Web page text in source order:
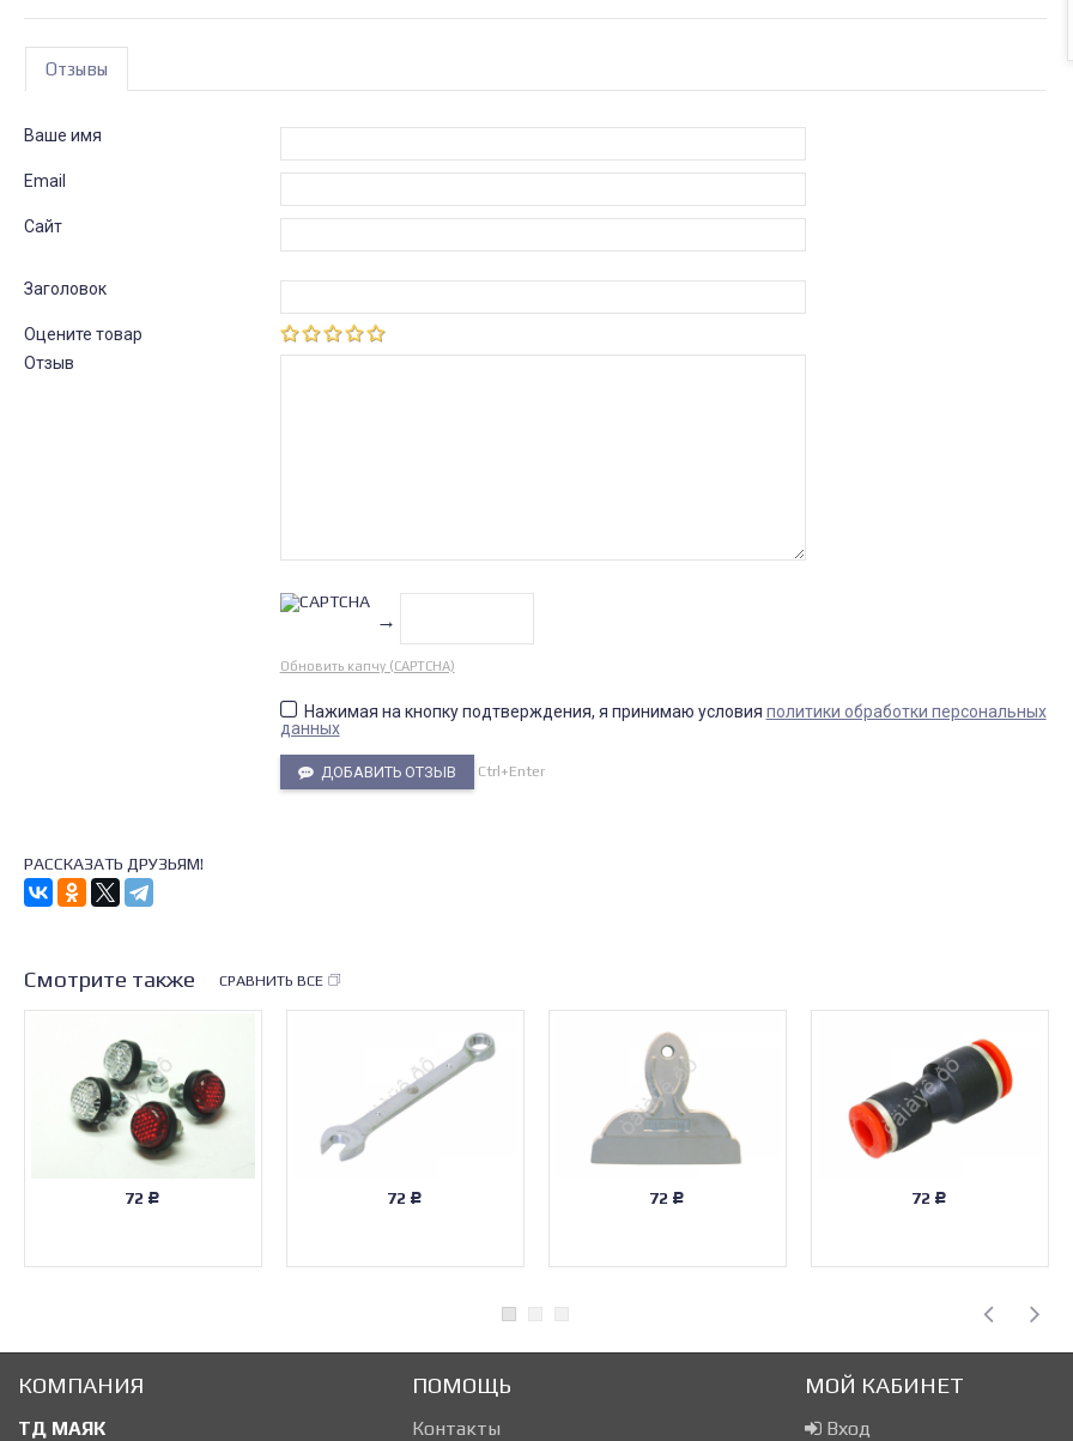
Отзывы
Ваше имя
Email
Сайт
Заголовок
Оцените товар
Отзыв
→
Обновить капчу (CAPTCHA)
Нажимая на кнопку подтверждения, я принимаю условия политики обработки персональных
данных
ДОБАВИТЬ ОТЗЫВ Ctrl+Enter
РАССКАЗАТЬ ДРУЗЬЯМ!
Смотрите также СРАВНИТЬ ВСЕ
72 Р 72 Р 72 Р 72 Р
КОМПАНИЯ
ТД МАЯК
ПОМОЩЬ
Контакты
МОЙ КАБИНЕТ
Вход